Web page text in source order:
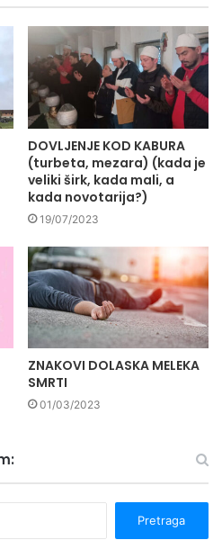
DOVLJENJE KOD KABURA
(turbeta, mezara) (kada je
veliki širk, kada mali, a
kada novotarija?)
19/07/2023
ZNAKOVI DOLASKA MELEKA
SMRTI
01/03/2023